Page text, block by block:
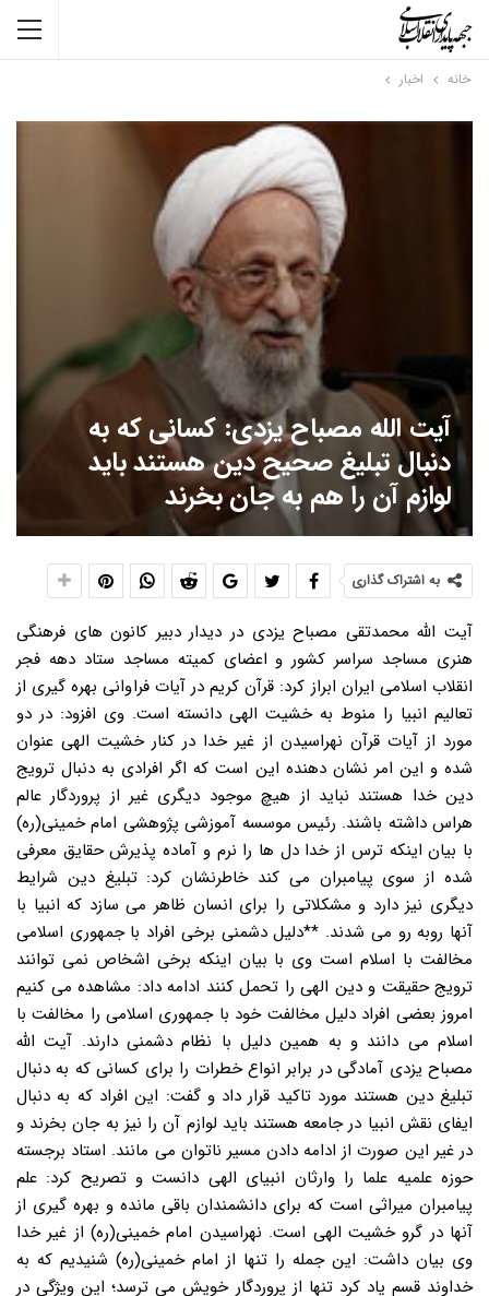
خانه اخبار
آیت الله مصباح یزدی: کسانی که به
دنبال تبلیغ صحیح دین هستند باید
لوازم آن را هم به جان بخرند
به اشتراک گذاری
آیت الله محمدتقی مصباح یزدی در دیدار دبیر کانون های فرهنگی
هنری مساجد سراسر کشور و اعضای کمیته مساجد ستاد دهه فجر
انقلاب اسلامی ایران ابراز کرد: قرآن کریم در آیات فراوانی بهره گیری از
تعالیم انبیا را منوط به خشیت الهی دانسته است. وی افزود: در دو
مورد از آیات قرآن نهراسیدن از غیر خدا در کنار خشیت الهی عنوان
شده و این امر نشان دهنده این است که اگر افرادی به دنبال ترویج
دین خدا هستند نباید از هیچ موجود دیگری غیر از پروردگار عالم
هراس داشته باشند. رئیس موسسه آموزشی پژوهشی امام خمینی(ره)
با بیان اینکه ترس از خدا دل ها را نرم و آماده پذیرش حقایق معرفی
شده از سوی پیامبران می کند خاطرنشان کرد: تبلیغ دین شرایط
دیگری نیز دارد و مشکلاتی را برای انسان ظاهر می سازد که انبیا با
آنها روبه رو می شدند. **دلیل دشمنی برخی افراد با جمهوری اسلامی
مخالفت با اسلام است وی با بیان اینکه برخی اشخاص نمی توانند
ترویج حقیقت و دین الهی را تحمل کنند ادامه داد: مشاهده می کنیم
امروز بعضی افراد دلیل مخالفت خود با جمهوری اسلامی را مخالفت با
اسلام می دانند و به همین دلیل با نظام دشمنی دارند. آیت الله
مصباح یزدی آمادگی در برابر انواع خطرات را برای کسانی که به دنبال
تبلیغ دین هستند مورد تاکید قرار داد و گفت: این افراد که به دنبال
ایفای نقش انبیا در جامعه هستند باید لوازم آن را نیز به جان بخرند و
در غیر این صورت از ادامه دادن مسیر ناتوان می مانند. استاد برجسته
حوزه علمیه علما را وارثان انبیای الهی دانست و تصریح کرد: علم
پیامبران میراثی است که برای دانشمندان باقی مانده و بهره گیری از
آنها در گرو خشیت الهی است. نهراسیدن امام خمینی(ره) از غیر خدا
وی بیان داشت: این جمله را تنها از امام خمینی(ره) شنیدیم که به
خداوند قسم یاد کرد تنها از پروردگار خویش می ترسد؛ این ویژگی در